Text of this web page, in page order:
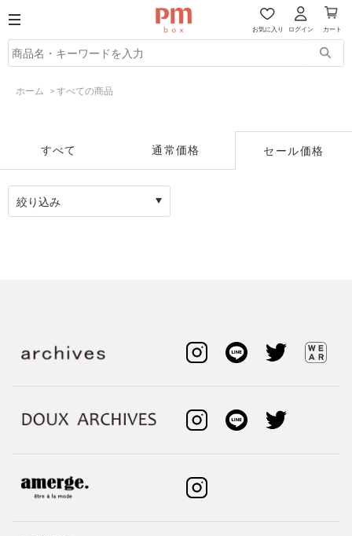
お気に入り ログイン カート
ホーム > すべての商品
すべて 通常価格 セール価格
絞り込み